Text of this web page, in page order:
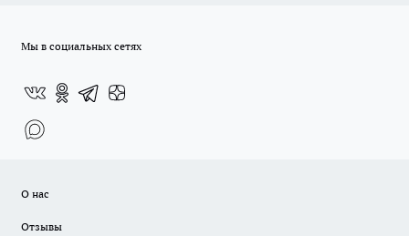
Мы в социальных сетях
О нас
Отзывы